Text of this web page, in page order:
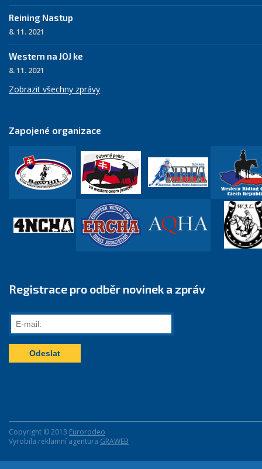
Reining Nastup
8. 11. 2021
Western na JOJ ke
8. 11. 2021
Zobrazit všechny zprávy
Zapojené organizace
Registrace pro odběr novinek a zpráv
E-
mail:
Copyright © 2013 Eurorodeo
Vyrobila reklamní agentura GRAWEB